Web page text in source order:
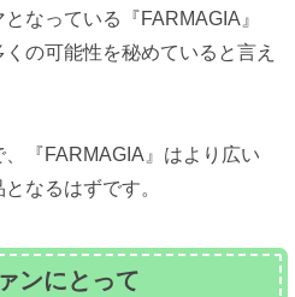
なっている『FARMAGIA』
の可能性を秘めていると言え
『FARMAGIA』はより広い
なるはずです。
ンにとって